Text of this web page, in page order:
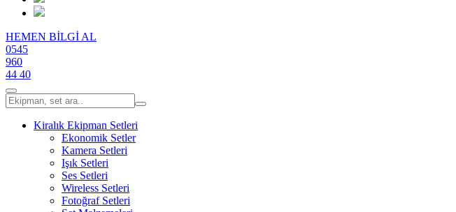
HEMEN BİLGİ AL
0545
960
44 40
Kiralık Ekipman Setleri
Ekonomik Setler
Kamera Setleri
Işık Setleri
Ses Setleri
Wireless Setleri
Fotoğraf Setleri